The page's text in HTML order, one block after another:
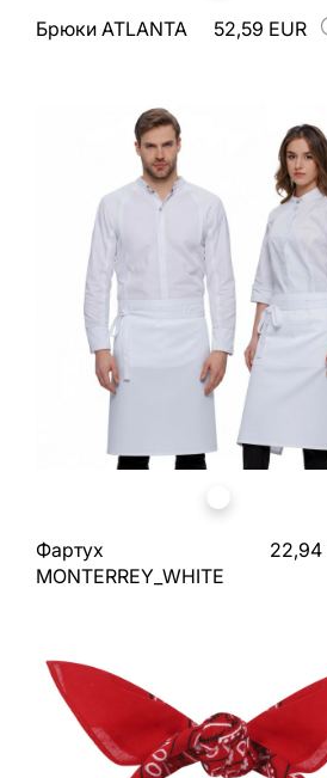
Брюки ATLANTA 52,59 EUR
Фартух
MONTERREY_WHITE
22,94